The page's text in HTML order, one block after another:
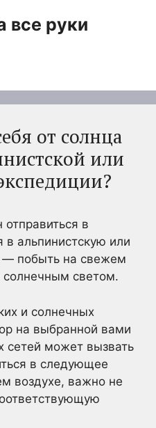
все руки
от солнца
или
в
в альпинистскую или
— побыть на свежем
солнечным светом.
и солнечных
на выбранной вами
сетей может вызвать
в следующее
воздухе, важно не